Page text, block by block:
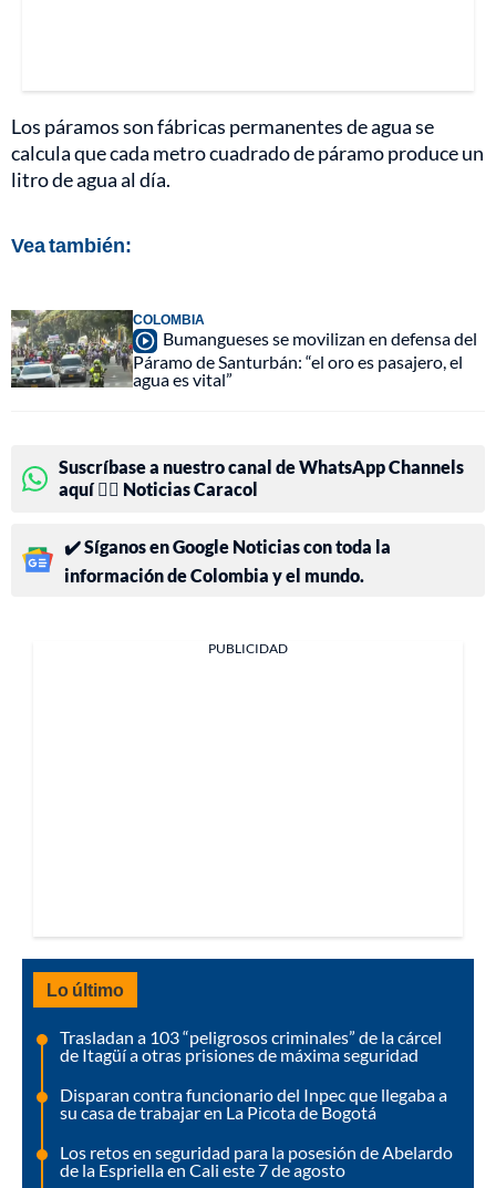
Los páramos son fábricas permanentes de agua se
calcula que cada metro cuadrado de páramo produce un
litro de agua al día.
Vea también:
COLOMBIA
Bumangueses se movilizan en defensa del
Páramo de Santurbán: “el oro es pasajero, el
agua es vital”
Suscríbase a nuestro canal de WhatsApp Channels
aquí 👉🏻 Noticias Caracol
✔️ Síganos en Google Noticias con toda la
información de Colombia y el mundo.
PUBLICIDAD
Lo último
Trasladan a 103 “peligrosos criminales” de la cárcel
de Itagüí a otras prisiones de máxima seguridad
Disparan contra funcionario del Inpec que llegaba a
su casa de trabajar en La Picota de Bogotá
Los retos en seguridad para la posesión de Abelardo
de la Espriella en Cali este 7 de agosto